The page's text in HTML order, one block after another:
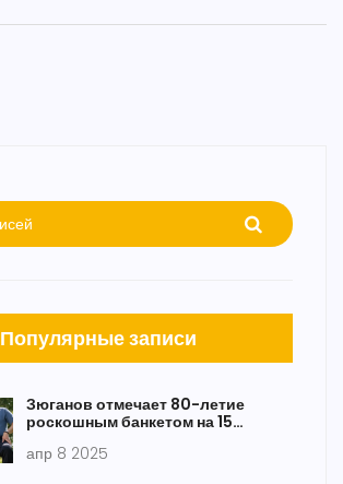
Популярные записи
Зюганов отмечает 80-летие
роскошным банкетом на 15
апр 8 2025